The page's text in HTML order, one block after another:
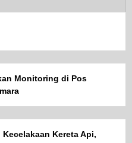
Monitoring di Pos
Kereta Api,